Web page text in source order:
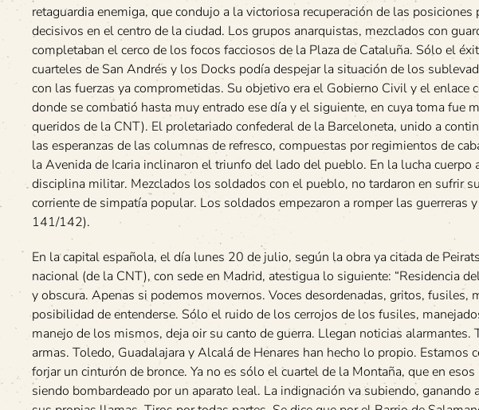
retaguardia enemiga, que condujo a la victoriosa recuperación de las
decisivos en el centro de la ciudad. Los grupos anarquistas, mezclados con
completaban el cerco de los focos facciosos de la Plaza de Cataluña. Sólo el
cuarteles de San Andrés y los Docks podía despejar la situación de los
con las fuerzas ya comprometidas. Su objetivo era el Gobierno Civil y el enlace
donde se combatió hasta muy entrado ese día y el siguiente, en cuya toma fue
queridos de la CNT). El proletariado confederal de la Barceloneta, unido a
las esperanzas de las columnas de refresco, compuestas por regimientos de
la Avenida de Icaria inclinaron el triunfo del lado del pueblo. En la lucha
disciplina militar. Mezclados los soldados con el pueblo, no tardaron en sufrir
corriente de simpatía popular. Los soldados empezaron a romper las guerreras
141/142).
En la capital española, el día lunes 20 de julio, según la obra ya citada de
nacional (de la CNT), con sede en Madrid, atestigua lo siguiente: “Residencia
y obscura. Apenas si podemos movernos. Voces desordenadas, gritos,
posibilidad de entenderse. Sólo el ruido de los cerrojos de los fusiles,
manejo de los mismos, deja oir su canto de guerra. Llegan noticias
armas. Toledo, Guadalajara y Alcalá de Henares han hecho lo propio. Estamos
forjar un cinturón de bronce. Ya no es sólo el cuartel de la Montaña, que en
siendo bombardeado por un aparato leal. La indignación va subiendo, ganando